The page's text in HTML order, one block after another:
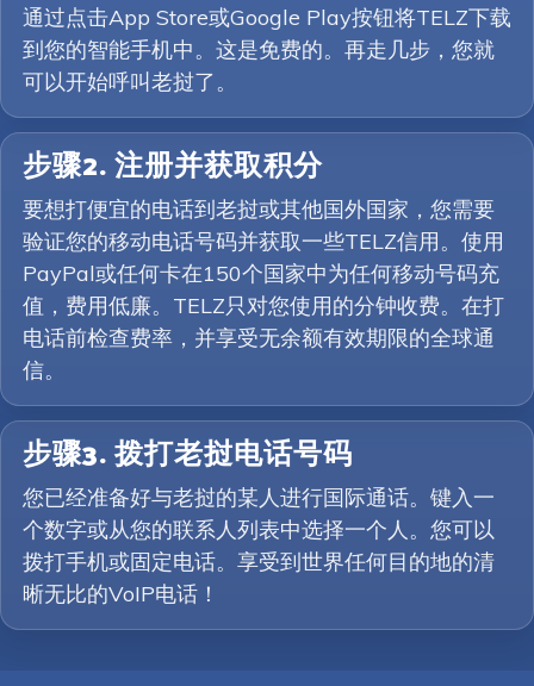
通过点击App Store或Google Play按钮将TELZ下载
到您的智能手机中。这是免费的。再走几步，您就
可以开始呼叫老挝了。
步骤2. 注册并获取积分
要想打便宜的电话到老挝或其他国外国家，您需要
验证您的移动电话号码并获取一些TELZ信用。使用
PayPal或任何卡在150个国家中为任何移动号码充
值，费用低廉。TELZ只对您使用的分钟收费。在打
电话前检查费率，并享受无余额有效期限的全球通
信。
步骤3. 拨打老挝电话号码
您已经准备好与老挝的某人进行国际通话。键入一
个数字或从您的联系人列表中选择一个人。您可以
拨打手机或固定电话。享受到世界任何目的地的清
晰无比的VoIP电话！